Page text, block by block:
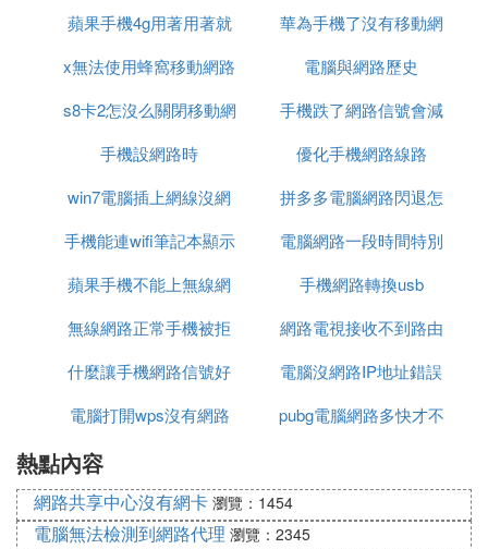
an口----電腦。
win7系統設置方法：
右鍵點擊【網路】→屬性【更改適配器設置】→【本
地連接】→【右鍵點本地連接屬性】→【雙擊TPC/IP
點擊「自動獲取DNS」伺服器地址】→【單擊確
定】。
由器。
無線路由器可以看作一個轉發器，將家中牆上接出的
(筆記本電腦、支持wifi的手機、平板以及所有帶有WI
FI功能的設備)。市場上流行的無線路由器一般都支持
專線xdsl/cable、動態xdsl、pptp四種接入方式，它還
具有其它一些網路管理的功能，如dhcp服務、nat防
火牆、mac地址過濾、動態域名等功能。
差的原因
嗎
蘋果手機4g用著用著就
沒網路了
華為手機了沒有移動網
路信號怎麼回事
x無法使用蜂窩移動網路
設置
電腦與網路歷史
s8卡2怎沒么關閉移動網
路
手機跌了網路信號會減
弱嗎
手機設網路時
優化手機網路線路
win7電腦插上網線沒網
路
拼多多電腦網路閃退怎
麼辦
手機能連wifi筆記本顯示
無網路
電腦網路一段時間特別
卡
蘋果手機不能上無線網
路連接電腦連接不上網
手機網路轉換usb
無線網路正常手機被拒
絕接入
網路電視接收不到路由
器信號
什麼讓手機網路信號好
電腦沒網路IP地址錯誤
電腦打開wps沒有網路
pubg電腦網路多快才不
熱點內容
網路共享中心沒有網卡 瀏覽：1454
電腦無法檢測到網路代理 瀏覽：2345